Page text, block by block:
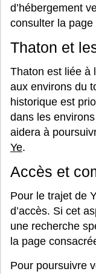
d’hébergement
consulter la
Thaton et
Thaton est liée à
aux environs du
historique est
dans les
aidera à
Ye.
Accès et
Pour le trajet de
d’accès. Si cet
une recherche
la page
Pour poursuivre